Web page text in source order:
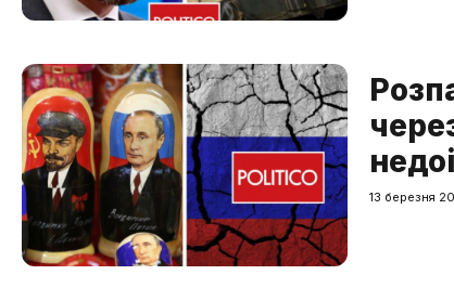
13 березня